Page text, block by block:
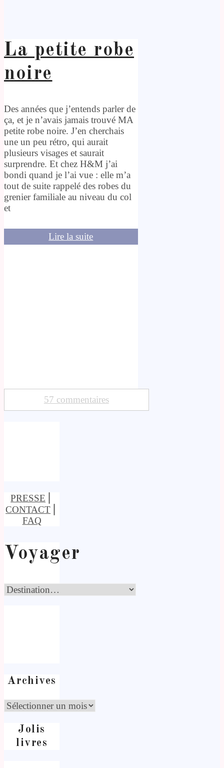
La petite robe
noire
Des années que j’entends parler de
ça, et je n’avais jamais trouvé MA
petite robe noire. J’en cherchais
une un peu rétro, qui aurait
plusieurs visages et saurait
surprendre. Et chez H&M j’ai
bondi quand je l’ai vue : elle m’a
tout de suite rappelé des robes du
grenier familiale au niveau du col
et
Lire la suite
57 commentaires
PRESSE
CONTACT
FAQ
Voyager
Archives
Jolis
livres